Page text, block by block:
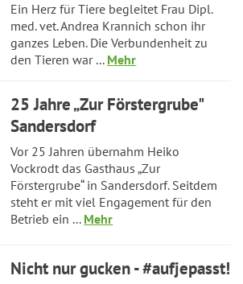
Ein Herz für Tiere begleitet Frau Dipl.
med. vet. Andrea Krannich schon ihr
ganzes Leben. Die Verbundenheit zu
den Tieren war ... Mehr
25 Jahre „Zur Förstergrube"
Sandersdorf
Vor 25 Jahren übernahm Heiko
Vockrodt das Gasthaus „Zur
Förstergrube“ in Sandersdorf. Seitdem
steht er mit viel Engagement für den
Betrieb ein ... Mehr
Nicht nur gucken - #aufjepasst!